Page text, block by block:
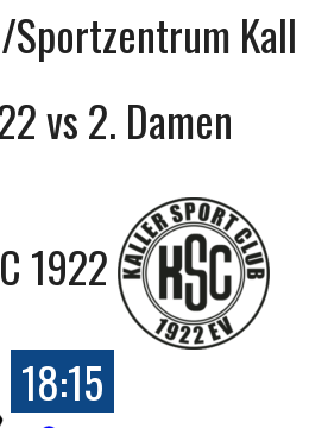
Sportzentrum Kall
vs 2. Damen
1922
18:15